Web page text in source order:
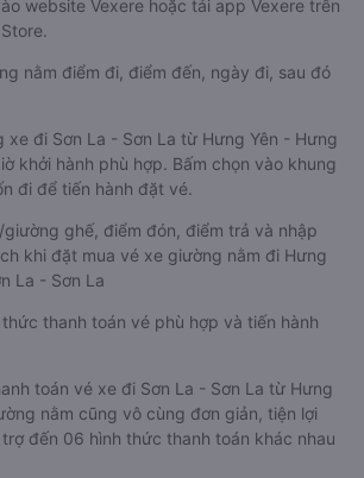
website Vexere hoặc tải app Vexere trên
nằm điểm đi, điểm đến, ngày đi, sau đó
xe đi Sơn La - Sơn La từ Hưng Yên - Hưng
khởi hành phù hợp. Bấm chọn vào khung
đi để tiến hành đặt vé.
ghế, điểm đón, điểm trả và nhập
khi đặt mua vé xe giường nằm đi Hưng
La - Sơn La
thanh toán vé phù hợp và tiến hành
toán vé xe đi Sơn La - Sơn La từ Hưng
nằm cũng vô cùng đơn giản, tiện lợi
đến 06 hình thức thanh toán khác nhau